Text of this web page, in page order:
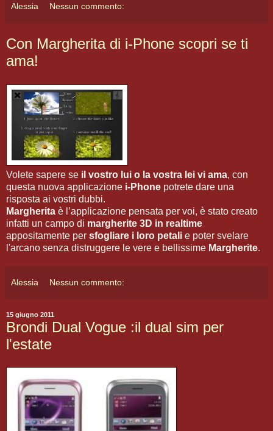
Alessia Nessun commento:
Con Margherita di i-Phone scopri se ti
ama!
Volete sapere se il vostro lui o la vostra lei vi ama, con
questa nuova applicazione i-Phone potrete dare una
risposta ai vostri dubbi.
Margherita è l’applicazione pensata per voi, è stato creato
infatti un campo di margherite 3D in realtime
appositamente per sfogliare i loro petali e poter svelare
l'arcano senza distruggere le vere e bellissime Margherite.
Alessia Nessun commento:
15 giugno 2011
Brondi Dual Vogue :il dual sim per
l'estate